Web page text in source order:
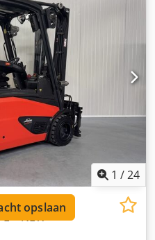
mm Lifting height:4650
Hours:6472 hours
625ah * Bj 02/2026
/ Certificate = INERIS 08
in ZONE 1 & 2 )
Rof Tempklasse = T4
21 & 22 - Dust )
met ; -
voor & achteruit -
& achterop - Flitslamp -
!!!
1 /24
EX *
* NEW
opslaan